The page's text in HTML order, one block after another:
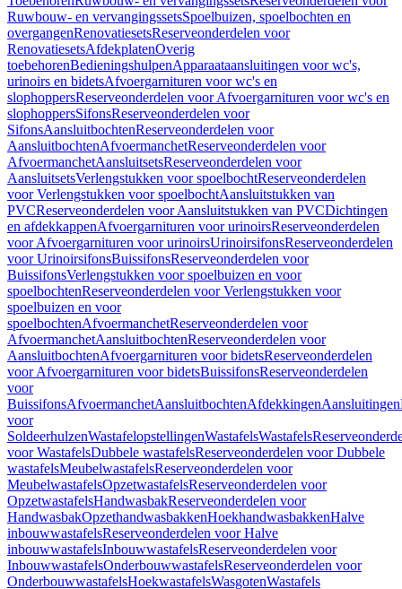
Ruwbouw- en vervangingssetsSpoelbuizen, spoelbochten en
overgangenRenovatiesetsReserveonderdelen voor
RenovatiesetsAfdekplatenOverig
toebehorenBedieningshulpenApparaataansluitingen voor wc's,
urinoirs en bidetsAfvoergarnituren voor wc's en
slophoppersReserveonderdelen voor Afvoergarnituren voor wc's en
slophoppersSifonsReserveonderdelen voor
SifonsAansluitbochtenReserveonderdelen voor
AansluitbochtenAfvoermanchetReserveonderdelen voor
AfvoermanchetAansluitsetsReserveonderdelen voor
AansluitsetsVerlengstukken voor spoelbochtReserveonderdelen
voor Verlengstukken voor spoelbochtAansluitstukken van
PVCReserveonderdelen voor Aansluitstukken van PVCDichtingen
en afdekkappenAfvoergarnituren voor urinoirsReserveonderdelen
voor Afvoergarnituren voor urinoirsUrinoirsifonsReserveonderdelen
voor UrinoirsifonsBuissifonsReserveonderdelen voor
BuissifonsVerlengstukken voor spoelbuizen en voor
spoelbochtenReserveonderdelen voor Verlengstukken voor
spoelbuizen en voor
spoelbochtenAfvoermanchetReserveonderdelen voor
AfvoermanchetAansluitbochtenReserveonderdelen voor
AansluitbochtenAfvoergarnituren voor bidetsReserveonderdelen
voor Afvoergarnituren voor bidetsBuissifonsReserveonderdelen
voor
BuissifonsAfvoermanchetAansluitbochtenAfdekkingenAansluitingen
voor
SoldeerhulzenWastafelopstellingenWastafelsWastafels
voor WastafelsDubbele wastafelsReserveonderdelen voor Dubbele
wastafelsMeubelwastafelsReserveonderdelen voor
MeubelwastafelsOpzetwastafelsReserveonderdelen voor
OpzetwastafelsHandwasbakReserveonderdelen voor
HandwasbakOpzethandwasbakkenHoekhandwasbakkenHalve
inbouwwastafelsReserveonderdelen voor Halve
inbouwwastafelsInbouwwastafelsReserveonderdelen voor
InbouwwastafelsOnderbouwwastafelsReserveonderdelen voor
OnderbouwwastafelsHoekwastafelsWasgotenWastafels